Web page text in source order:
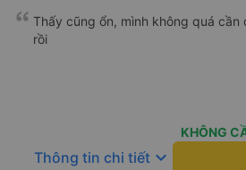
Thấy cũng ổn, mình không quá cần
rồi
KHÔNG
Thông tin chi tiết keyboard_arrow_down